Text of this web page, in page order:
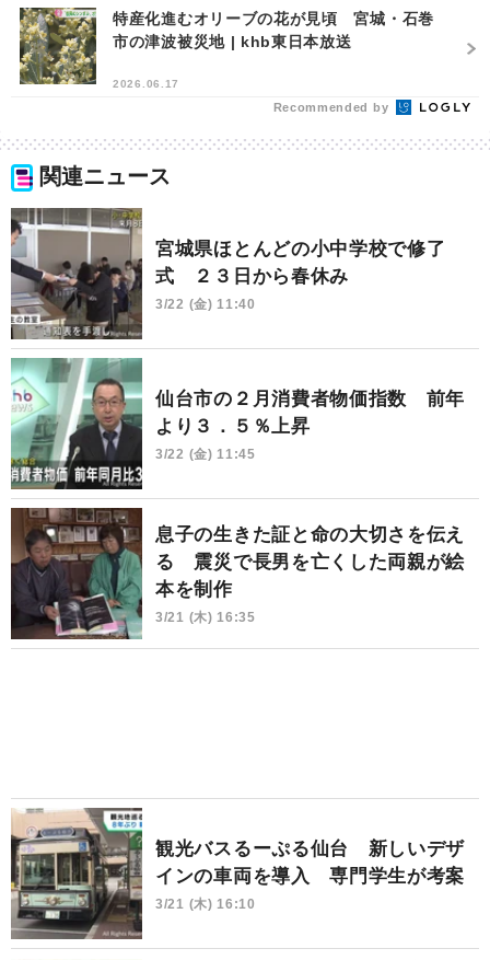
特産化進むオリーブの花が見頃 宮城・石巻
市の津波被災地 | khb東日本放送
2026.06.17
Recommended by
関連ニュース
宮城県ほとんどの小中学校で修了
式 ２３日から春休み
3/22 (金) 11:40
仙台市の２月消費者物価指数 前年
より３．５％上昇
3/22 (金) 11:45
息子の生きた証と命の大切さを伝え
る 震災で長男を亡くした両親が絵
本を制作
3/21 (木) 16:35
観光バスるーぷる仙台 新しいデザ
インの車両を導入 専門学生が考案
3/21 (木) 16:10